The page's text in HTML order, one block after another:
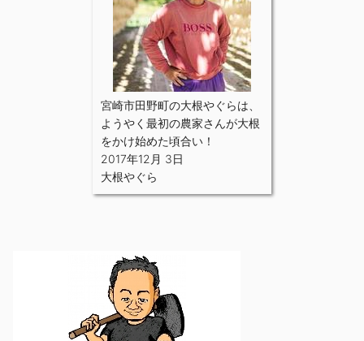
宮崎市田野町の大根やぐらは、
ようやく最初の農家さんが大根
をかけ始めた頃合い！
2017年12月 3日
大根やぐら